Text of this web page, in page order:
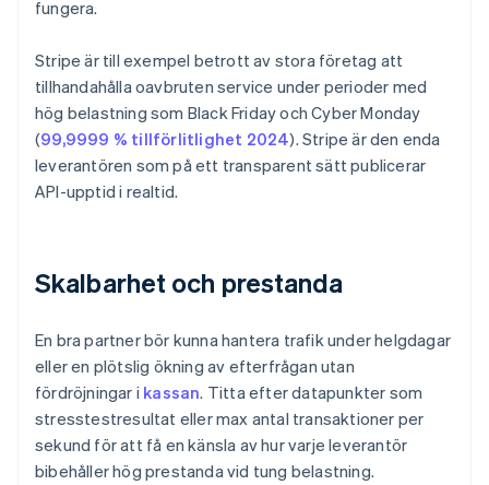
fungera.
Stripe är till exempel betrott av stora företag att
tillhandahålla oavbruten service under perioder med
hög belastning som Black Friday och Cyber Monday
(99,9999 % tillförlitlighet 2024). Stripe är den enda
leverantören som på ett transparent sätt publicerar
API-upptid i realtid.
Skalbarhet och prestanda
En bra partner bör kunna hantera trafik under helgdagar
eller en plötslig ökning av efterfrågan utan
fördröjningar i kassan. Titta efter datapunkter som
stresstestresultat eller max antal transaktioner per
sekund för att få en känsla av hur varje leverantör
bibehåller hög prestanda vid tung belastning.